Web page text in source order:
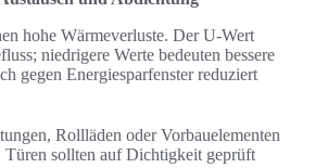
hohe Wärmeverluste. Der U-Wert
niedrigere Werte bedeuten bessere
gegen Energiesparfenster reduziert
Rollläden oder Vorbauelementen
Türen sollten auf Dichtigkeit geprüft